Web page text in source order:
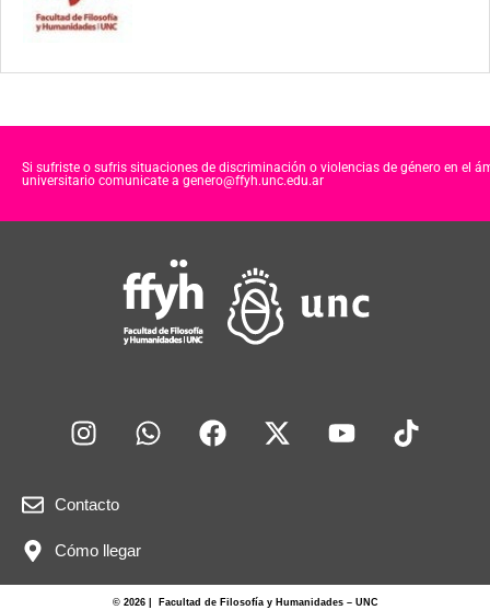
Si sufriste o sufris situaciones de discriminación o violencias de género en el
universitario comunicate a genero@ffyh.unc.edu.ar
Contacto
Cómo llegar
© 2026 | Facultad de Filosofía y Humanidades – UNC